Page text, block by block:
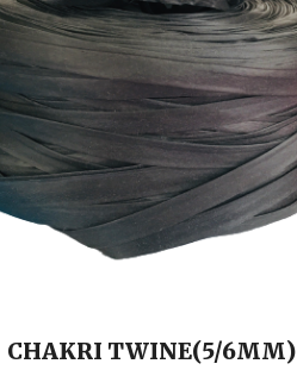
CHAKRI TWINE(5/6MM)